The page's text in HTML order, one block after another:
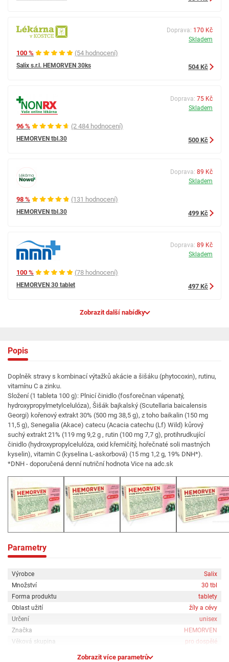
100 % (54 hodnocení)
Salix s.r.l. HEMORVEN 30ks
Doprava: 170 Kč
Skladem
504 Kč
96 % (2 484 hodnocení)
HEMORVEN tbl.30
Doprava: 75 Kč
Skladem
500 Kč
98 % (131 hodnocení)
HEMORVEN tbl.30
Doprava: 89 Kč
Skladem
499 Kč
100 % (78 hodnocení)
HEMORVEN 30 tablet
Doprava: 89 Kč
Skladem
497 Kč
Zobrazit další nabídky
Popis
Doplněk stravy s kombinací výtažků akácie a šišáku (phytocoxin), rutinu,
vitamínu C a zinku.
Složení (1 tableta 100 g): Plnicí činidlo (fosforečnan vápenatý,
hydroxypropylmetylcelulóza), Šišák bajkalský (Scutellaria baicalensis
Georgi) kořenový extrakt 30% (500 mg 38,5 g), z toho baikalin (150 mg
11,5 g), Senegalia (Akace) catecu (Acacia catechu (Lf) Wild) kůrový
suchý extrakt 21% (119 mg 9,2 g , rutin (100 mg 7,7 g), protihrudkující
činidlo (hydroxypropylcelulóza, oxid křemičitý, hořečnaté soli mastných
kyselin), vitamin C (kyselina L-askorbová) (15 mg 1,2 g, 19% DNH*).
*DNH - doporučená denní nutriční hodnota Vice na adc.sk
Parametry
Výrobce
Salix
Množství
30 tbl
Forma produktu
tablety
Oblast užití
žíly a cévy
Určení
unisex
Značka
HEMORVEN
Věková skupina
pro dospělé
Zobrazit více parametrů